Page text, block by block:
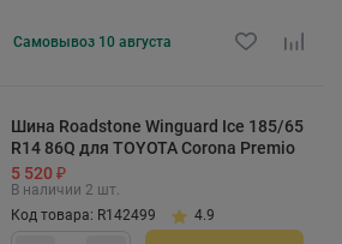
Самовывоз 10 августа
Шина Roadstone Winguard Ice 185/65
R14 86Q для TOYOTA Corona Premio
5 520 ₽
В наличии 2 шт.
Код товара: R142499
4.9